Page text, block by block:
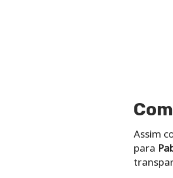
Assim
para